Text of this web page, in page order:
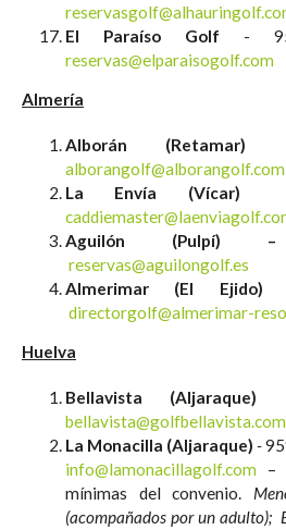
El Paraíso Golf -
reservas@elparaisogolf.com
Almería
Alborán
alborangolf@alborangolf.com
La Envía
Aguilón
reservas@aguilongolf.es
Almerimar (El
directorgolf@almerimar-
Huelva
Bellavista
bellavista@golfbellavista.com
La Monacilla (Aljaraque) -
info@lamonacillagolf.com –
mínimas del convenio.
(acompañados por un adulto);